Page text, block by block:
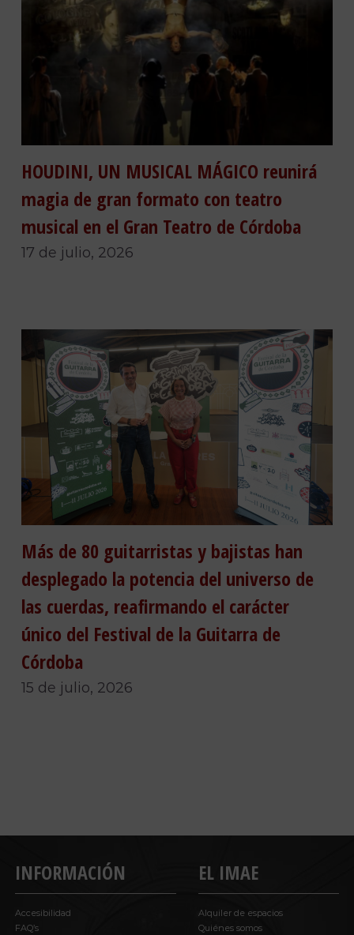
HOUDINI, UN MUSICAL MÁGICO reunirá
magia de gran formato con teatro
musical en el Gran Teatro de Córdoba
17 de julio, 2026
Más de 80 guitarristas y bajistas han
desplegado la potencia del universo de
las cuerdas, reafirmando el carácter
único del Festival de la Guitarra de
Córdoba
15 de julio, 2026
INFORMACIÓN
Accesibilidad
FAQ’s
EL IMAE
Alquiler de espacios
Quiénes somos